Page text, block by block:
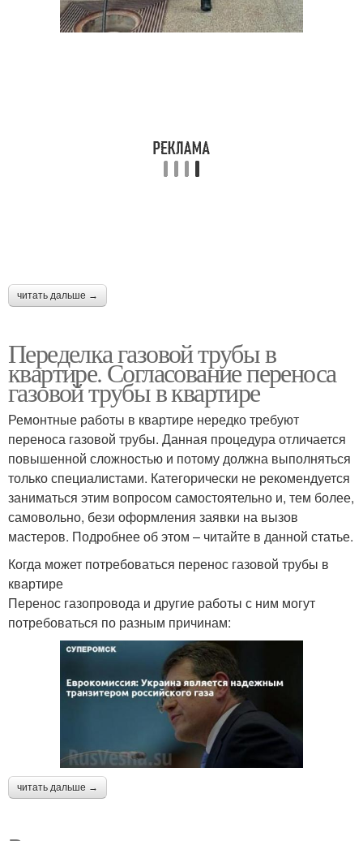
читать дальше →
Переделка газовой трубы в
квартире. Согласование переноса
газовой трубы в квартире
Ремонтные работы в квартире нередко требуют
переноса газовой трубы. Данная процедура отличается
повышенной сложностью и потому должна выполняться
только специалистами. Категорически не рекомендуется
заниматься этим вопросом самостоятельно и, тем более,
самовольно, бези оформления заявки на вызов
мастеров. Подробнее об этом – читайте в данной статье.
Когда может потребоваться перенос газовой трубы в
квартире
Перенос газопровода и другие работы с ним могут
потребоваться по разным причинам:
читать дальше →